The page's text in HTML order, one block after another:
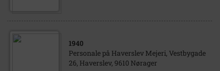
1940
Personale på Haverslev Mejeri, Vestbygade
26, Haverslev, 9610 Nørager